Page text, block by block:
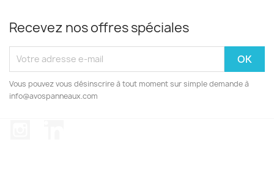
Recevez nos offres spéciales
Vous pouvez vous désinscrire à tout moment sur simple demande à
info@avospanneaux.com